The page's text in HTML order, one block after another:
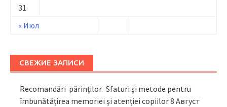
« Июл
31
СВЕЖИЕ ЗАПИСИ
Recomandări părinţilor. Sfaturi și metode pentru
îmbunătățirea memoriei și atenției copiilor8 Август